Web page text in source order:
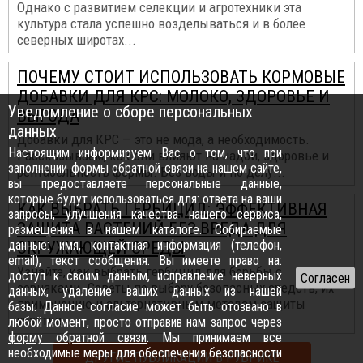
Однако с развитием селекции и агротехники эта
культура стала успешно возделываться и в более
северных широтах...
ПОЧЕМУ СТОИТ ИСПОЛЬЗОВАТЬ КОРМОВЫЕ
ДОБАВКИ ДЛЯ КРС: МОЛОКО, ЗДОРОВЬЕ И
ВЫГОДА
Добавки для КРС — это не мода, а необходимость.
Рассказываем, как они влияют на надои, здоровье и
рентабельность фермы. Без воды и по делу...
КАК ВЫБРАТЬ ГЕРБИЦИД: ЭФФЕКТИВНАЯ
ЗАЩИТА РАСТЕНИЙ БЕЗ ВРЕДА ДЛЯ
ОКРУЖАЮЩЕЙ СРЕДЫ
Узнайте, как выбрать гербицид для борьбы с
сорняками. Советы по выбору безопасных средств, их
применению и альтернативным методам защиты
участка...
ДРУГИЕ ПУБЛИКАЦИИ В РУБРИКЕ
Уведомление о сборе персональных
данных
Настоящим информируем Вас о том, что при
заполнении формы обратной связи на нашем сайте,
вы предоставляете персональные данные,
которые будут использоваться для: ответа на ваши
запросы, улучшения качества нашего сервиса,
размещения в нашем каталоге. Собираемые
данные: имя, контактная информация (телефон,
email), текст сообщения. Вы имеете право на:
доступ к своим данным, исправление неверных
данных, удаление ваших данных из нашей
базы. Данное согласие может быть отозвано в
любой момент, просто отправив нам запрос через
форму обратной связи. Мы принимаем все
необходимые меры для обеспечения безопасности